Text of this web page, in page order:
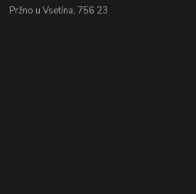
Pržno u Vsetína, 756 23